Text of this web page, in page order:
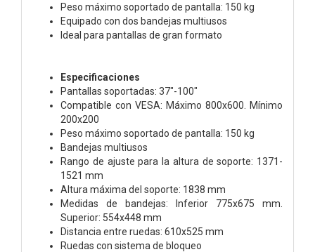
Peso máximo soportado de pantalla: 150 kg
Equipado con dos bandejas multiusos
Ideal para pantallas de gran formato
Especificaciones
Pantallas soportadas: 37"-100"
Compatible con VESA: Máximo 800x600. Mínimo
200x200
Peso máximo soportado de pantalla: 150 kg
Bandejas multiusos
Rango de ajuste para la altura de soporte: 1371-
1521 mm
Altura máxima del soporte: 1838 mm
Medidas de bandejas: Inferior 775x675 mm.
Superior: 554x448 mm
Distancia entre ruedas: 610x525 mm
Ruedas con sistema de bloqueo